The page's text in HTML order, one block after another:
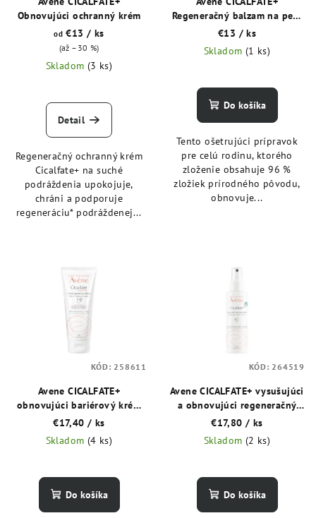
Obnovujúci ochranný krém
od €13/ ks
(až –30 %)
Skladom (3 ks)
Detail
Regeneračný ochranný krém
Cicalfate+ na suché
podráždenia upokojuje,
chráni a podporuje
regeneráciu* podráždenej...
Regeneračný balzam na pery
12 ml
€13 / ks
Skladom (1 ks)
Do košíka
Tento ošetrujúci prípravok
pre celú rodinu, ktorého
zloženie obsahuje 96 %
zložiek prírodného pôvodu,
obnovuje...
Avene CICALFATE+
obnovujúci bariérový krém
na ruky 100 ml
€17,40/ ks
Skladom (4 ks)
Do košíka
KÓD: 258611
Avene CICALFATE+ vysušujúci
a obnovujúci regeneračný
sprej 100 ml
€17,80/ ks
Skladom (2 ks)
Do košíka
KÓD: 264519